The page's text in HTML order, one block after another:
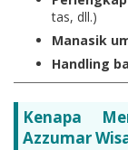
tas, dll.)
Manasik
Handling
Kenapa
Azzumar